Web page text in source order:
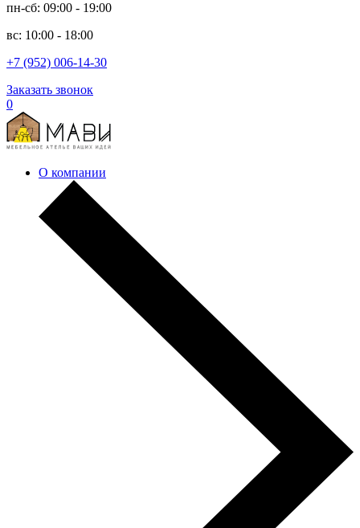
пн-сб: 09:00 - 19:00
вс: 10:00 - 18:00
+7 (952) 006-14-30
Заказать звонок
0
О компании